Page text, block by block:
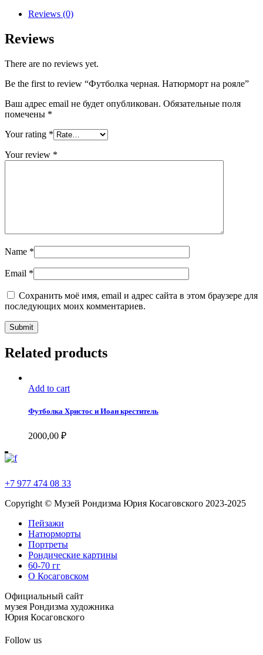
Reviews (0)
Reviews
There are no reviews yet.
Be the first to review “Футболка черная. Натюрморт на рояле”
Ваш адрес email не будет опубликован. Обязательные поля
помечены *
Your rating *
Your review *
Name *
Email *
Сохранить моё имя, email и адрес сайта в этом браузере для
последующих моих комментариев.
Related products
Add to cart
Футболка Христос и Иоан креститель
2000,00 ₽
+7 977 474 08 33
Copyright © Музей Рондизма Юрия Косаговского 2023-2025
Пейзажи
Натюрморты
Портреты
Рондические картины
60-70 гг
О Косаговском
Официальный сайт
музея Рондизма художника
Юрия Косаговского
Follow us